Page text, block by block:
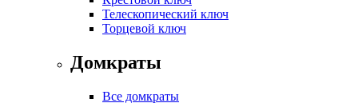
Телескопический ключ
Торцевой ключ
Домкраты
Все домкраты